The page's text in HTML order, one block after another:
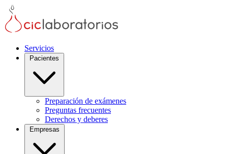
Servicios
Preparación de exámenes
Preguntas frecuentes
Derechos y deberes